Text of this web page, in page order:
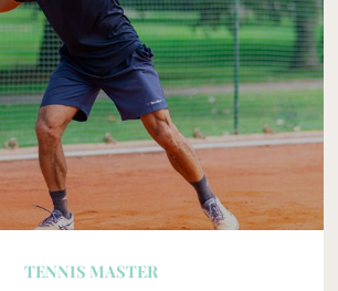
TENNIS MASTER